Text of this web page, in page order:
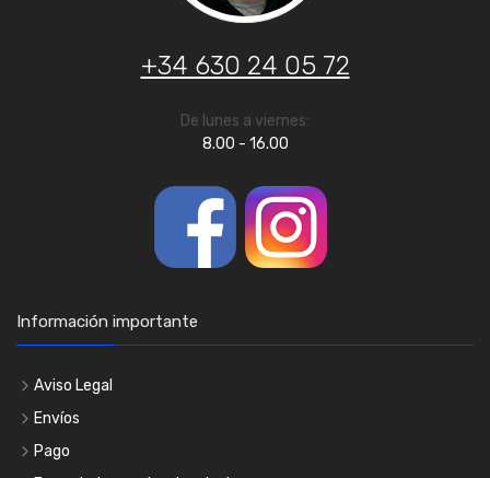
+34 630 24 05 72
De lunes a viernes:
8.00 - 16.00
Información importante
Aviso Legal
Envíos
Pago